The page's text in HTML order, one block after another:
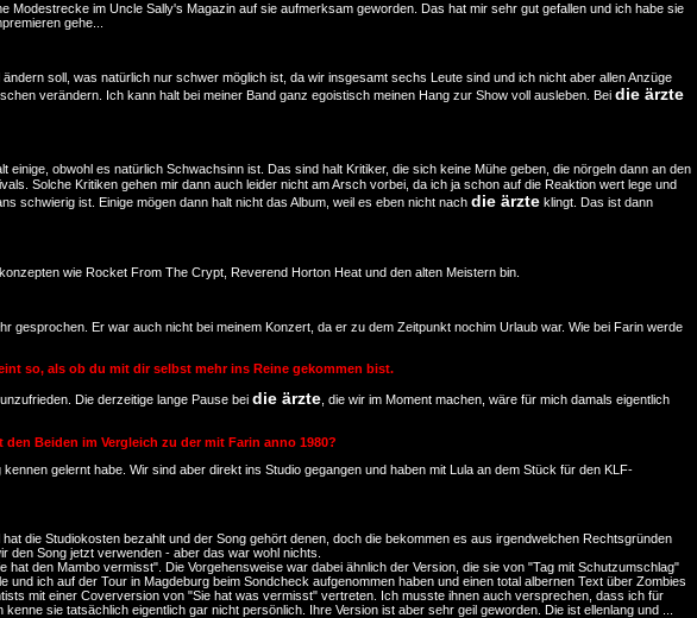
im Uncle Sally's Magazin auf sie aufmerksam geworden. Das hat mir sehr gut gefallen und ich habe sie
gehe...
soll, was natürlich nur schwer möglich ist, da wir insgesamt sechs Leute sind und ich nicht aber allen Anzüge
verändern. Ich kann halt bei meiner Band ganz egoistisch meinen Hang zur Show voll ausleben. Bei die ärzte
einige, obwohl es natürlich Schwachsinn ist. Das sind halt Kritiker, die sich keine Mühe geben, die nörgeln dann an den
Solche Kritiken gehen mir dann auch leider nicht am Arsch vorbei, da ich ja schon auf die Reaktion wert lege und
schwierig ist. Einige mögen dann halt nicht das Album, weil es eben nicht nach die ärzte klingt. Das ist dann
wie Rocket From The Crypt, Reverend Horton Heat und den alten Meistern bin.
Er war auch nicht bei meinem Konzert, da er zu dem Zeitpunkt nochim Urlaub war. Wie bei Farin werde
so, als ob du mit dir selbst mehr ins Reine gekommen bist.
Die derzeitige lange Pause bei die ärzte , die wir im Moment machen, wäre für mich damals eigentlich
Beiden im Vergleich zu der mit Farin anno 1980?
gelernt habe. Wir sind aber direkt ins Studio gegangen und haben mit Lula an dem Stück für den KLF-
die Studiokosten bezahlt und der Song gehört denen, doch die bekommen es aus irgendwelchen Rechtsgründen
den Song jetzt verwenden - aber das war wohl nichts.
den Mambo vermisst". Die Vorgehensweise war dabei ähnlich der Version, die sie von "Tag mit Schutzumschlag"
ich auf der Tour in Magdeburg beim Sondcheck aufgenommen haben und einen total albernen Text über Zombies
mit einer Coverversion von "Sie hat was vermisst" vertreten. Ich musste ihnen auch versprechen, dass ich für
sie tatsächlich eigentlich gar nicht persönlich. Ihre Version ist aber sehr geil geworden. Die ist ellenlang und ...